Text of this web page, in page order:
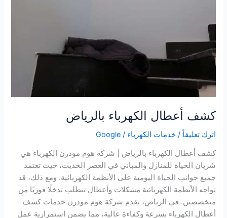
كشف أعطال الكهرباء بالرياض
اترك تعليقاً / خدمات الكهرباء/
Google
كشف أعطال الكهرباء بالرياض | شركة هوم مودرن الكهرباء هي
شريان الحياة للمنازل والمباني في العصر الحديث، حيث تعتمد
جميع جوانب الحياة اليومية على الأنظمة الكهربائية. ومع ذلك، قد
تواجه الأنظمة الكهربائية مشكلات وأعطال تتطلب تدخلًا فوريًا من
متخصصين. في الرياض، تقدم شركة هوم مودرن خدمات كشف
أعطال الكهرباء بسرعة وكفاءة عالية، مما يضمن استمرارية عمل